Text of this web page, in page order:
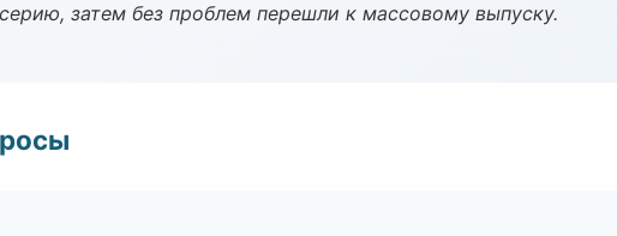
затем без проблем перешли к массовому выпуску.